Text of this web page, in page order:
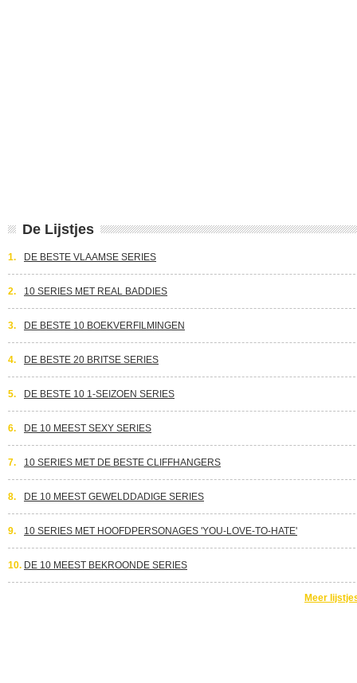
De Lijstjes
1. DE BESTE VLAAMSE SERIES
2. 10 SERIES MET REAL BADDIES
3. DE BESTE 10 BOEKVERFILMINGEN
4. DE BESTE 20 BRITSE SERIES
5. DE BESTE 10 1-SEIZOEN SERIES
6. DE 10 MEEST SEXY SERIES
7. 10 SERIES MET DE BESTE CLIFFHANGERS
8. DE 10 MEEST GEWELDDADIGE SERIES
9. 10 SERIES MET HOOFDPERSONAGES 'YOU-LOVE-TO-HATE'
10. DE 10 MEEST BEKROONDE SERIES
Meer